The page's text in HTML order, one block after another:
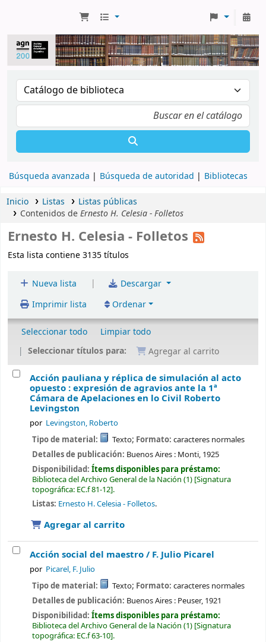
Búsqueda avanzada Búsqueda de autoridad Bibliotecas
Inicio Listas
Listas públicas
Contenidos deErnesto H. Celesia - Folletos
Ernesto H. Celesia - Folletos
Esta lista contiene 3135 títulos
Nueva lista |
Descargar
Imprimir lista
Ordenar
Seleccionar todo
Limpiar todo
Seleccionar títulos para:
Agregar al carrito
Acción pauliana y réplica de simulación al acto
opuesto : expresión de agravios ante la 1ª
Cámara de Apelaciones en lo Civil Roberto
Levingston
por Levingston, Roberto
Tipo de material: Texto; Formato:caracteres normales
Detalles de publicación: Buenos Aires : Monti, 1925
Disponibilidad: Ítems disponibles para préstamo:
Biblioteca del Archivo General de la Nación (1) Signatura
topográfica: EC.f 81-12 .
Listas: Ernesto H. Celesia - Folletos.
Agregar al carrito
Acción social del maestro / F. Julio Picarel
por Picarel, F. Julio
Tipo de material: Texto; Formato:caracteres normales
Detalles de publicación: Buenos Aires : Peuser, 1921
Disponibilidad: Ítems disponibles para préstamo:
Biblioteca del Archivo General de la Nación (1) Signatura
topográfica: EC.f 63-10 .